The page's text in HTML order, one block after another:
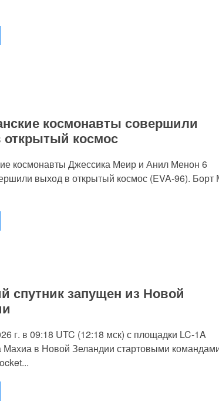
космонавты совершили
космос
космонавты Джессика Меир и Анил Менон 6
выход в открытый космос (EVA-96).
спутник запущен из Новой
г. в 09:18 UTC (12:18 мск) с площадки LC-1A
Махиа в Новой Зеландии стартовыми